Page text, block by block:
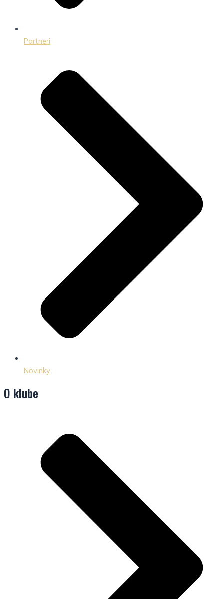
Partneri
Novinky
O klube